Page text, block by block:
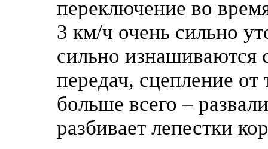
переключение во
3 км/ч очень сильно
сильно изнашиваются
передач, сцепление от
больше всего –
разбивает лепестки